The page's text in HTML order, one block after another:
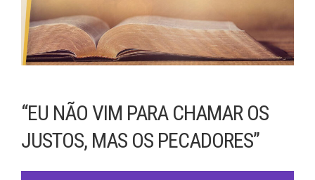
“EU NÃO VIM PARA CHAMAR OS
JUSTOS, MAS OS PECADORES”